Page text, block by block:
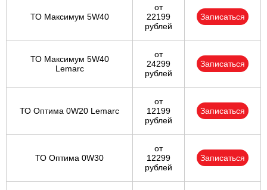
ТО Максимум 5W40
от
22199
рублей
Записаться
ТО Максимум 5W40
Lemarc
от
24299
рублей
Записаться
ТО Оптима 0W20 Lemarc
от
12199
рублей
Записаться
ТО Оптима 0W30
от
12299
рублей
Записаться